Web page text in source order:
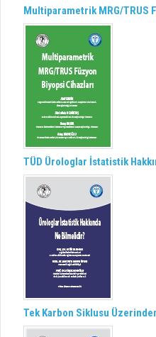
Multiparametrik MRG/TRUS
TÜD Ürologlar İstatistik
Tek Karbon Siklusu